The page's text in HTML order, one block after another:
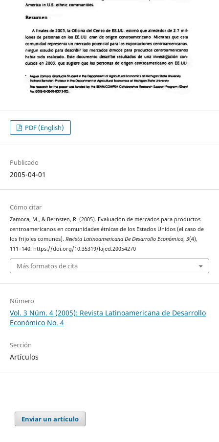
PDF (English)
Publicado
2005-04-01
Cómo citar
Zamora, M., & Bernsten, R. (2005). Evaluación de mercados para productos
centroamericanos en comunidades étnicas de los Estados Unidos (el caso de
los frijoles comunes). Revista Latinoamericana De Desarrollo Económico, 3(4),
111–140. https://doi.org/10.35319/lajed.20054270
Más formatos de cita
Número
Vol. 3 Núm. 4 (2005): Revista Latinoamericana de Desarrollo
Económico No. 4
Sección
Artículos
Enviar un artículo